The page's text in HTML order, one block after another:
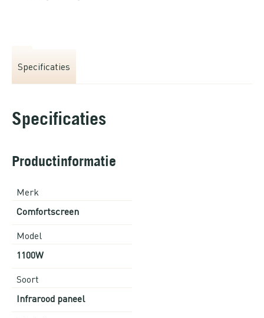
Specificaties
Specificaties
Productinformatie
Merk
Comfortscreen
Model
1100W
Soort
Infrarood paneel